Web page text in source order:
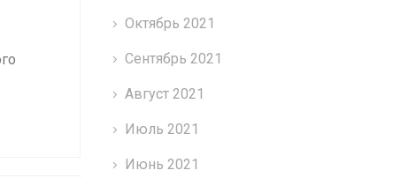
Октябрь 2021
Сентябрь 2021
Август 2021
Июль 2021
Июнь 2021